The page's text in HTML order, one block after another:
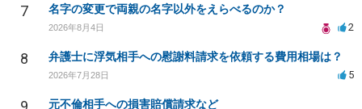
7 名字の変更で両親の名字以外をえらべるのか？
2026年8月4日 2
8 弁護士に浮気相手への慰謝料請求を依頼する費用相場は？
2026年7月28日 5
元不倫相手への損害賠償請求など